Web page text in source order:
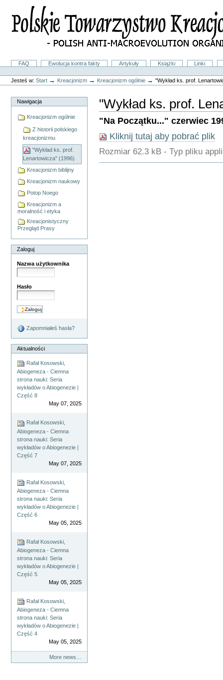
skróty
nawigacji
FAQ Ewolucja kontra fakty Artykuły Książki
Linki
Narzędzia
osobiste
Jesteś w: Start → Kreacjonizm → Kreacjonizm ogólnie →"Wykład ks. prof.
Nawigacja
Kreacjonizm ogólnie
Z historii polskiego
kreacjonizmu
"Wykład ks. prof.
Lenartowicza" (1996)
Kreacjonizm biblijny
Kreacjonizm naukowy
Potop Noego
Kreacjonizm a
moralność i etyka
Kreacjonistyczny
Przegląd Prasy
Zaloguj
Nazwa użytkownika
Hasło
Zapomniałeś hasła?
Aktualności
Rafał Kosowski,
Abiogeneza - Ciemna
strona nauki: Seria
wykładów o Abiogenezie |
Część 8
May 07, 2025
Rafał Kosowski,
Abiogeneza - Ciemna
strona nauki: Seria
wykładów o Abiogenezie |
Część 7
May 07, 2025
Rafał Kosowski,
Abiogeneza - Ciemna
strona nauki: Seria
wykładów o Abiogenezie |
Część 6
May 05, 2025
Rafał Kosowski,
Abiogeneza - Ciemna
strona nauki: Seria
wykładów o Abiogenezie |
Część 5
May 05, 2025
Rafał Kosowski,
Abiogeneza - Ciemna
strona nauki: Seria
wykładów o Abiogenezie |
Część 4
May 05, 2025
More news…
"Wykład ks. prof.
"Na Początku..." czerwiec
Kliknij tutaj aby pobrać plik
Rozmiar 62.3 kB -Typ pliku